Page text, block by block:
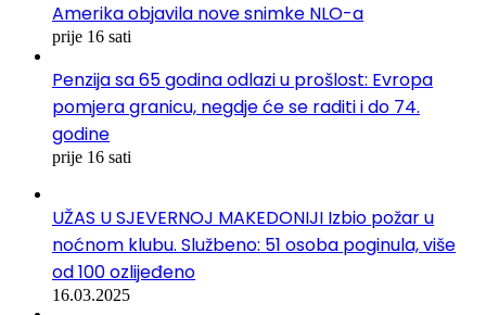
Amerika objavila nove snimke NLO-a
prije 16 sati
Penzija sa 65 godina odlazi u prošlost: Evropa
pomjera granicu, negdje će se raditi i do 74.
godine
prije 16 sati
UŽAS U SJEVERNOJ MAKEDONIJI Izbio požar u
noćnom klubu. Službeno: 51 osoba poginula, više
od 100 ozlijeđeno
16.03.2025